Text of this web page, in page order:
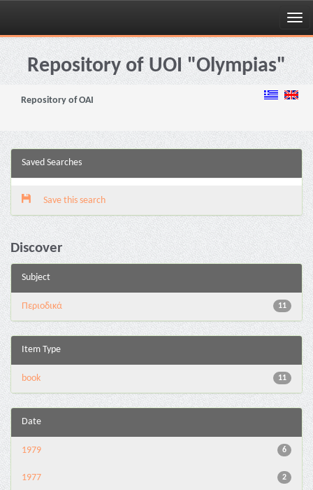
Skip
navigationRepository of UOI "Olympias"
Repository of OAI
Saved Searches
Save this search
Discover
Subject
11
Περιοδικά
Item Type
11
book
Date
6
1979
2
1977